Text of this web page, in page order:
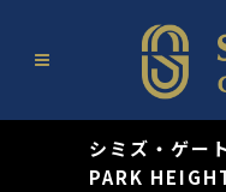
シミズ・ゲー
PARK